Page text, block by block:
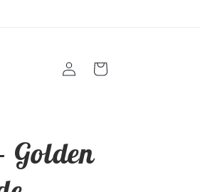
Accedi Carrello
Golden